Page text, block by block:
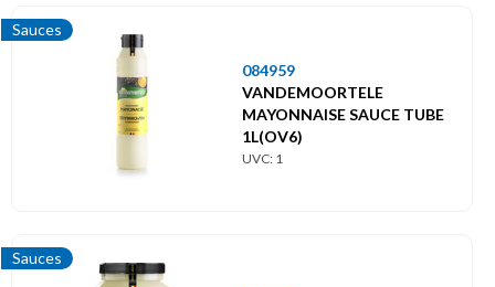
Sauces
084959
VANDEMOORTELE
MAYONNAISE SAUCE TUBE
1L(OV6)
UVC: 1
Sauces